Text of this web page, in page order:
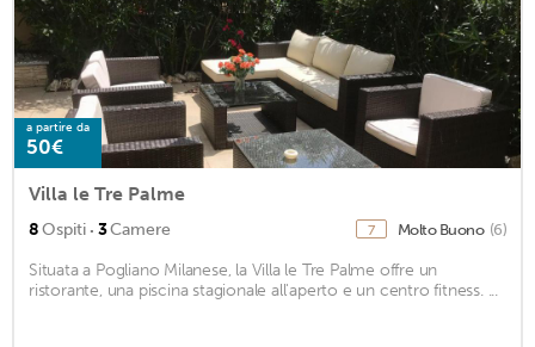
a partire da
50€
Villa le Tre Palme
8Ospiti · 3Camere 7 Molto Buono (6)
Situata a Pogliano Milanese, la Villa le Tre Palme offre un
ristorante, una piscina stagionale all'aperto e un centro fitness. ...